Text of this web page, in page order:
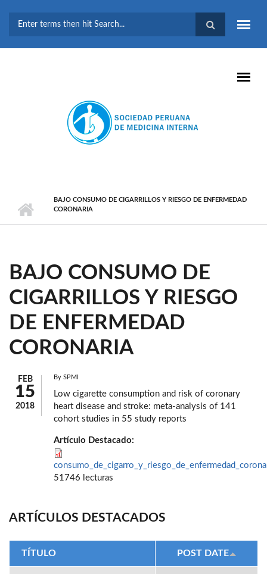
BÚSQUEDA
BAJO CONSUMO DE CIGARRILLOS Y RIESGO DE ENFERMEDAD
CORONARIA
BAJO CONSUMO DE
CIGARRILLOS Y RIESGO
DE ENFERMEDAD
CORONARIA
FEB
15
2018
By SPMI
Low cigarette consumption and risk of coronary
heart disease and stroke: meta-analysis of 141
cohort studies in 55 study reports
Artículo Destacado:
51746 lecturas
ARTÍCULOS DESTACADOS
TÍTULO POST DATE